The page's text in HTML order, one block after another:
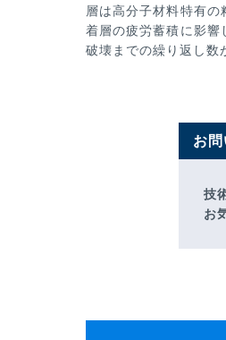
層は高分子材料特有
着層の疲労蓄積に影響
破壊までの繰り返 し数
お
技
お